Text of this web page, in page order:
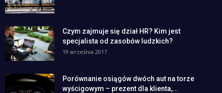
Czym zajmuje się dział HR? Kim jest
specjalista od zasobów ludzkich?
19 września 2017
Porównanie osiągów dwóch aut na torze
wyścigowym – prezent dla klienta,...